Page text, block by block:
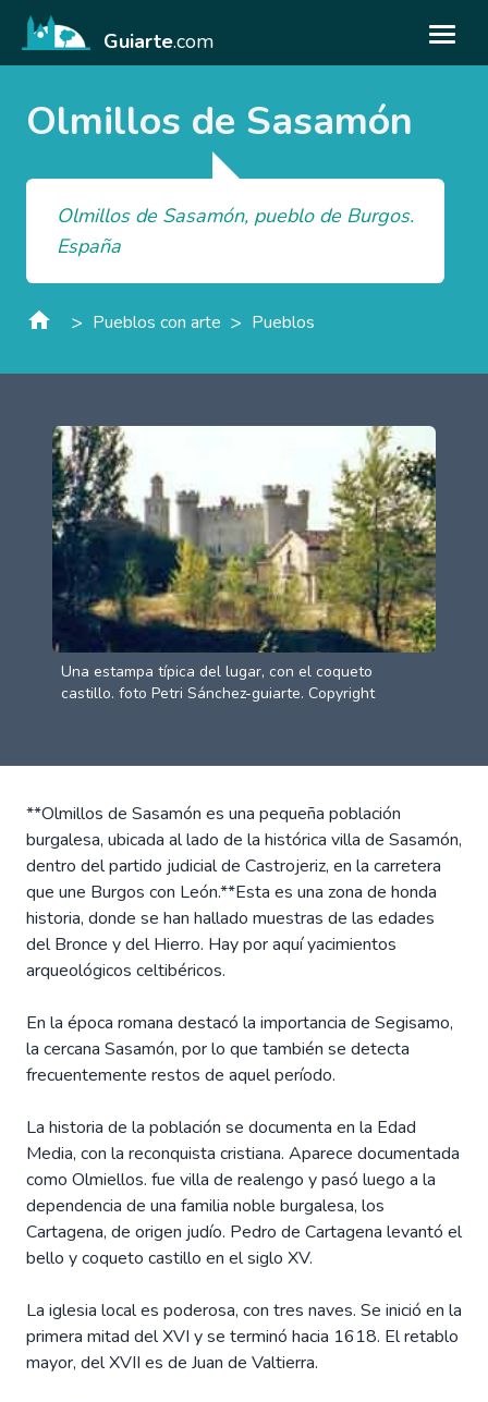
Guiarte.com
Olmillos de Sasamón
Olmillos de Sasamón, pueblo de Burgos.
España
> Pueblos con arte > Pueblos
Una estampa típica del lugar, con el coqueto
castillo. foto Petri Sánchez-guiarte. Copyright
**Olmillos de Sasamón es una pequeña población
burgalesa, ubicada al lado de la histórica villa de Sasamón,
dentro del partido judicial de Castrojeriz, en la carretera
que une Burgos con León.**Esta es una zona de honda
historia, donde se han hallado muestras de las edades
del Bronce y del Hierro. Hay por aquí yacimientos
arqueológicos celtibéricos.
En la época romana destacó la importancia de Segisamo,
la cercana Sasamón, por lo que también se detecta
frecuentemente restos de aquel período.
La historia de la población se documenta en la Edad
Media, con la reconquista cristiana. Aparece documentada
como Olmiellos. fue villa de realengo y pasó luego a la
dependencia de una familia noble burgalesa, los
Cartagena, de origen judío. Pedro de Cartagena levantó el
bello y coqueto castillo en el siglo XV.
La iglesia local es poderosa, con tres naves. Se inició en la
primera mitad del XVI y se terminó hacia 1618. El retablo
mayor, del XVII es de Juan de Valtierra.